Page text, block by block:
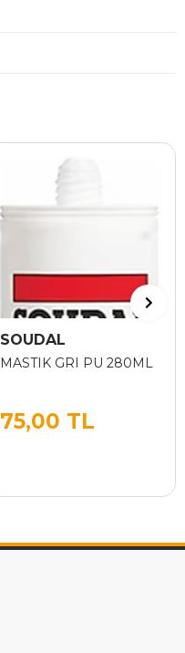
SOUDAL
MASTIK GRI PU 280ML
75,00 TL